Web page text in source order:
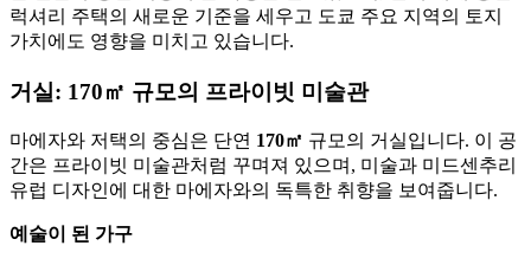
럭셔리 주택의 새로운 기준을 세우고 도쿄 주요 지역의 토지
가치에도 영향을 미치고 있습니다.
거실: 170㎡ 규모의 프라이빗 미술관
마에자와 저택의 중심은 단연 170㎡ 규모의 거실입니다. 이 공
간은 프라이빗 미술관처럼 꾸며져 있으며, 미술과 미드센추리
유럽 디자인에 대한 마에자와의 독특한 취향을 보여줍니다.
예술이 된 가구